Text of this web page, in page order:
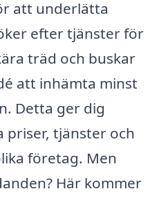
att underlätta
efter tjänster för
träd och buskar
att inhämta minst
Detta ger dig
tjänster och
företag. Men
Här kommer